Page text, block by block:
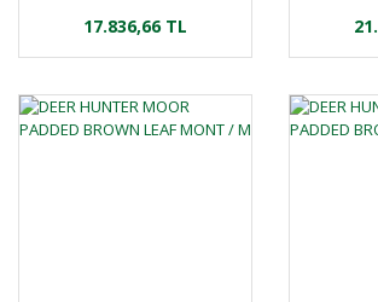
17.836,66 TL